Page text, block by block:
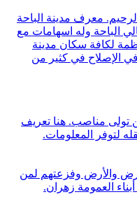
معرف مدينة الباحة
الباحة وله اسهامات مع
لكافة سكان مدينة
الإصلاح في كثير من
تولى مناصب. هنا تعريف
لتوفر المعلومات.
والأرض وفزعتهم لمن
العمومة زهران.